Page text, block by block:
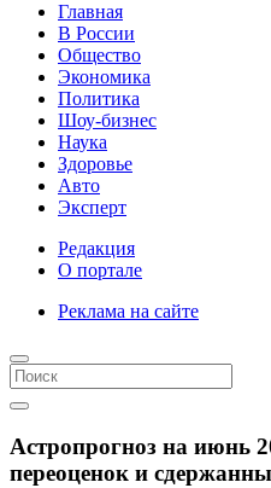
Главная
В России
Общество
Экономика
Политика
Шоу-бизнес
Наука
Здоровье
Авто
Эксперт
Редакция
О портале
Реклама на сайте
Астропрогноз на июнь
переоценок и